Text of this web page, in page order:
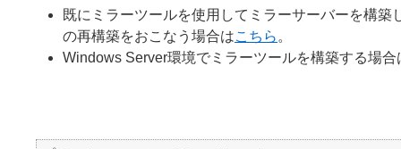
既にミラーツールを使用してミラーサーバーを構
の再構築をおこなう場合はこちら 。
Windows Server環境でミラーツールを構築する場合